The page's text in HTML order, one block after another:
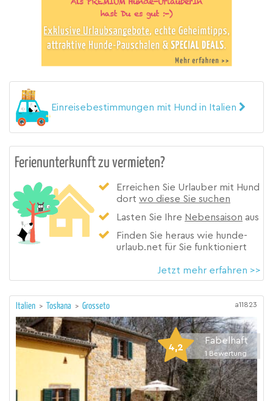
Einreisebestimmungen mit Hund in Italien
Ferienunterkunft zu vermieten?
Erreichen Sie Urlauber mit Hund
dort wo diese Sie suchen
Lasten Sie Ihre Nebensaison aus
Finden Sie heraus wie hunde-
urlaub.net für Sie funktioniert
Jetzt mehr erfahren >>
Italien > Toskana > Grosseto a11823
4,2
Fabelhaft
1 Bewertung